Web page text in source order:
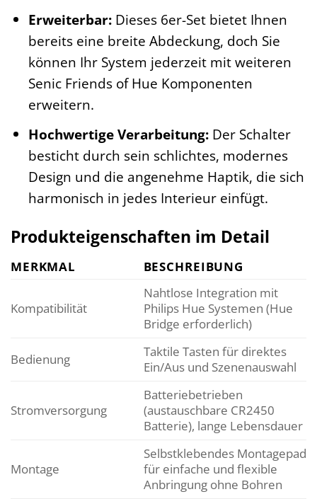
Erweiterbar:Dieses 6er-Set bietet Ihnen
bereits eine breite Abdeckung, doch Sie
können Ihr System jederzeit mit weiteren
Senic Friends of Hue Komponenten
erweitern.
Hochwertige Verarbeitung:Der Schalter
besticht durch sein schlichtes, modernes
Design und die angenehme Haptik, die sich
harmonisch in jedes Interieur einfügt.
Produkteigenschaften im Detail
MERKMAL BESCHREIBUNG
Kompatibilität
Nahtlose Integration mit
Philips Hue Systemen (Hue
Bridge erforderlich)
Bedienung
Taktile Tasten für direktes
Ein/Aus und Szenenauswahl
Stromversorgung
Batteriebetrieben
(austauschbare CR2450
Batterie), lange Lebensdauer
Montage
Selbstklebendes Montagepad
für einfache und flexible
Anbringung ohne Bohren